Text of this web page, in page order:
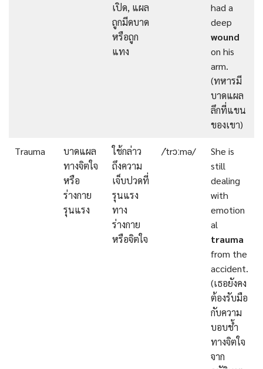
เปิด, แผล
ถูกมีดบาด
หรือถูก
แทง
had a
deep
wound
on his
arm.
(ทหารมี
บาดแผล
ลึกที่แขน
ของเขา)
Trauma
บาดแผล
ทางจิตใจ
หรือ
ร่างกาย
รุนแรง
ใช้กล่าว
ถึงความ
เจ็บปวดที่
รุนแรง
ทาง
ร่างกาย
หรือจิตใจ
/ˈtrɔːmə/
She is
still
dealing
with
emotion
al
trauma
from the
accident.
(เธอยังคง
ต้องรับมือ
กับความ
บอบช้ำ
ทางจิตใจ
จาก